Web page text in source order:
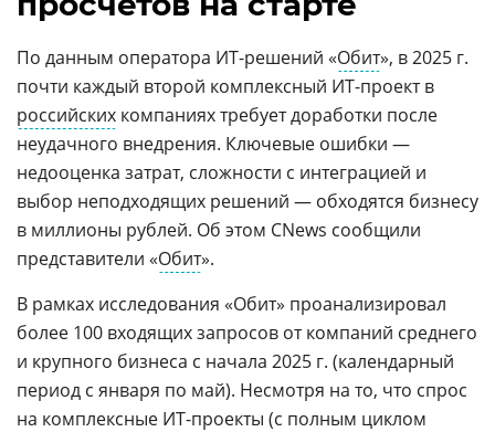
По данным оператора ИТ-решений «Обит», в 2025 г.
почти каждый второй комплексный ИТ-проект в
российских компаниях требует доработки после
неудачного внедрения. Ключевые ошибки —
недооценка затрат, сложности с интеграцией и
выбор неподходящих решений — обходятся бизнесу
в миллионы рублей. Об этом CNews сообщили
представители «Обит».
В рамках исследования «Обит» проанализировал
более 100 входящих запросов от компаний среднего
и крупного бизнеса с начала 2025 г. (календарный
период с января по май). Несмотря на то, что спрос
на комплексные ИТ-проекты (с полным циклом